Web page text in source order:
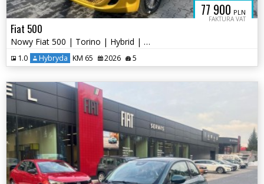
77 900 PLN
FAKTURA VAT
Fiat 500
Nowy Fiat 500 | Torino | Hybrid | 65KM | Metalik
1.0 Hybryda KM 65 2026 5